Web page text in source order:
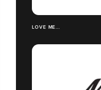
LOVE ME...